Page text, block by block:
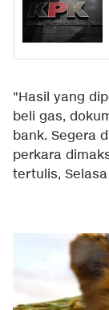
"Hasil yang
beli gas,
bank. Segera
perkara
tertulis, Selasa